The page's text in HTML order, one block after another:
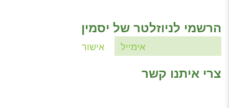
הרשמי לניוזלטר של יסמין
צרי איתנו קשר